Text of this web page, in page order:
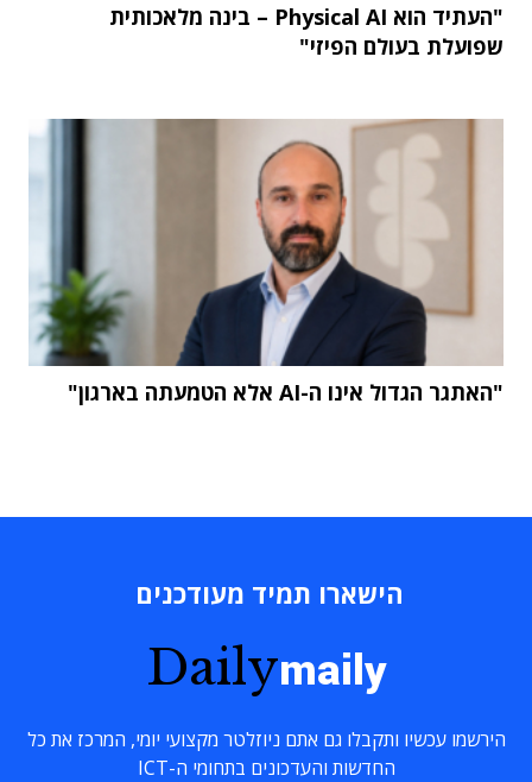
"העתיד הוא Physical AI – בינה מלאכותית
שפועלת בעולם הפיזי"
"האתגר הגדול אינו ה-AI אלא הטמעתה בארגון"
הישארו תמיד מעודכנים
Dailymaily
הירשמו עכשיו ותקבלו גם אתם ניוזלטר מקצועי יומי, המרכז את כל
החדשות והעדכונים בתחומי ה-ICT